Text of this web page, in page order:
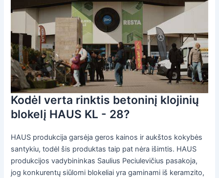
Kodėl verta rinktis betoninį klojinių
blokelį HAUS KL - 28?
HAUS produkcija garsėja geros kainos ir aukštos kokybės
santykiu, todėl šis produktas taip pat nėra išimtis. HAUS
produkcijos vadybininkas Saulius Peciulevičius pasakoja,
jog konkurentų siūlomi blokeliai yra gaminami iš keramzito,